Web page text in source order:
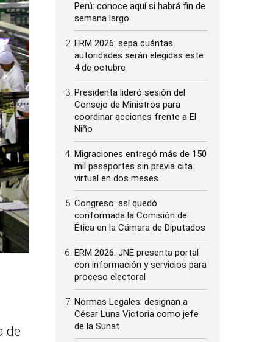
de
Perú: conoce aquí si habrá fin de
semana largo
ERM 2026: sepa cuántas
autoridades serán elegidas este
4 de octubre
Presidenta lideró sesión del
Consejo de Ministros para
coordinar acciones frente a El
Niño
Migraciones entregó más de 150
mil pasaportes sin previa cita
virtual en dos meses
Congreso: así quedó
conformada la Comisión de
Ética en la Cámara de Diputados
ERM 2026: JNE presenta portal
con información y servicios para
proceso electoral
Normas Legales: designan a
César Luna Victoria como jefe
de la Sunat